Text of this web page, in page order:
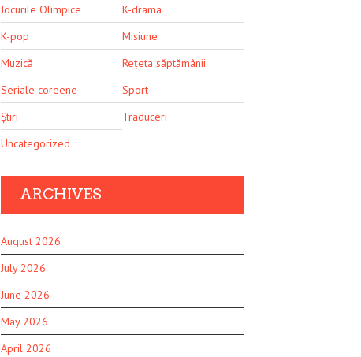
Jocurile Olimpice
K-drama
K-pop
Misiune
Muzică
Rețeta săptămânii
Seriale coreene
Sport
Știri
Traduceri
Uncategorized
ARCHIVES
August 2026
July 2026
June 2026
May 2026
April 2026